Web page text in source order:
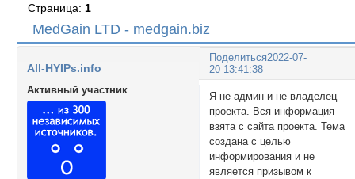
MedGain LTD - medgain.biz
Страница: 1
Поделиться2022-07-
20 13:41:38
All-HYIPs.info
Активный участник
Я не админ и не владелец
проекта. Вся информация
взята с сайта проекта. Тема
создана с целью
информирования и не
является призывом к